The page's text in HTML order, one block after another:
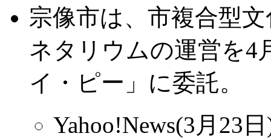
宗像市は、市複合型
ネタリウムの運営を4
イ・ピー」に委託。
Yahoo!News(3月23